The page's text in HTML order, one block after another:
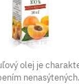
olej je